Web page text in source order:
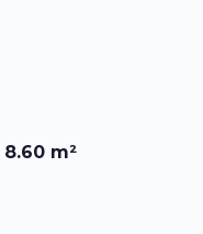
8.60 m²